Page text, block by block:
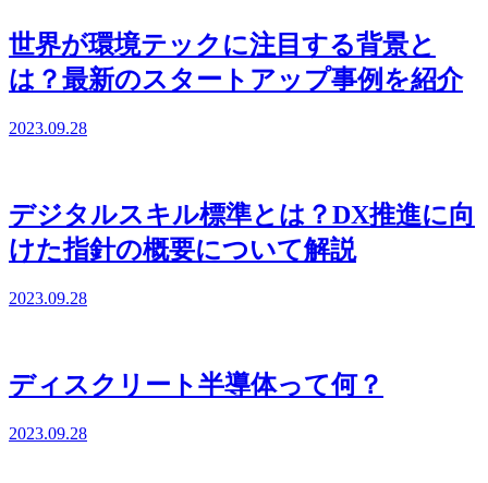
世界が環境テックに注目する背景と
は？最新のスタートアップ事例を紹介
2023.09.28
デジタルスキル標準とは？DX推進に向
けた指針の概要について解説
2023.09.28
ディスクリート半導体って何？
2023.09.28